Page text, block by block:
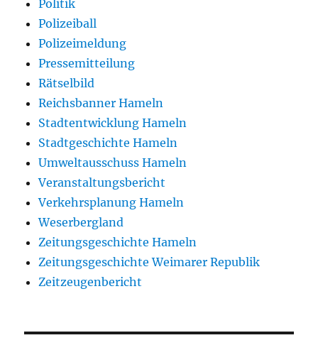
Politik
Polizeiball
Polizeimeldung
Pressemitteilung
Rätselbild
Reichsbanner Hameln
Stadtentwicklung Hameln
Stadtgeschichte Hameln
Umweltausschuss Hameln
Veranstaltungsbericht
Verkehrsplanung Hameln
Weserbergland
Zeitungsgeschichte Hameln
Zeitungsgeschichte Weimarer Republik
Zeitzeugenbericht